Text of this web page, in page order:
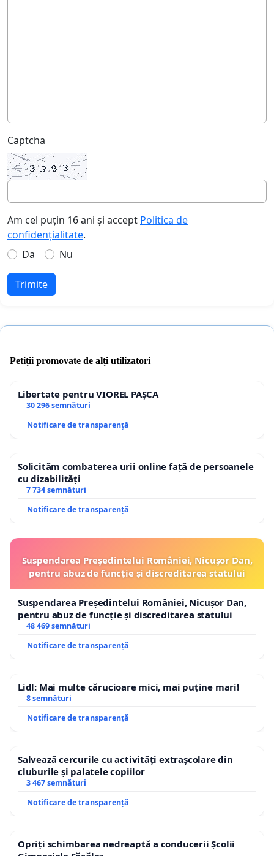
Captcha
Am cel puțin 16 ani și accept Politica de
confidențialitate.
Da
Nu
Trimite
Petiții promovate de alți utilizatori
Libertate pentru VIOREL PAȘCA
30 296 semnături
Notificare de transparență
Solicităm combaterea urii online față de persoanele
cu dizabilități
7 734 semnături
Notificare de transparență
Suspendarea Președintelui României, Nicușor Dan,
pentru abuz de funcție și discreditarea statului
Suspendarea Președintelui României, Nicușor Dan,
pentru abuz de funcție și discreditarea statului
48 469 semnături
Notificare de transparență
Lidl: Mai multe cărucioare mici, mai puține mari!
8 semnături
Notificare de transparență
Salvează cercurile cu activități extrașcolare din
cluburile și palatele copiilor
3 467 semnături
Notificare de transparență
Opriți schimbarea nedreaptă a conducerii Școlii